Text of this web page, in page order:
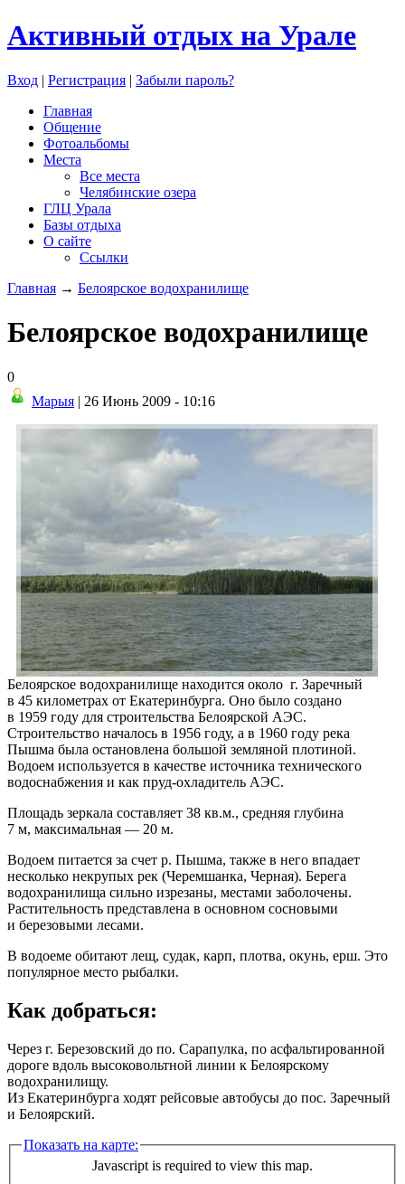
Активный отдых на Урале
Вход | Регистрация | Забыли пароль?
Главная
Общение
Фотоальбомы
Места
Все места
Челябинские озера
ГЛЦ Урала
Базы отдыха
О сайте
Ссылки
Главная → Белоярское водохранилище
Белоярское водохранилище
0
Марыя | 26 Июнь 2009 - 10:16
Белоярское водохранилище находится около г. Заречный
в 45 километрах от Екатеринбурга. Оно было создано
в 1959 году для строительства Белоярской АЭС.
Строительство началось в 1956 году, а в 1960 году река
Пышма была остановлена большой земляной плотиной.
Водоем используется в качестве источника технического
водоснабжения и как пруд-охладитель АЭС.
Площадь зеркала составляет 38 кв.м., средняя глубина
7 м, максимальная — 20 м.
Водоем питается за счет р. Пышма, также в него впадает
несколько некрупых рек (Черемшанка, Черная). Берега
водохранилища сильно изрезаны, местами заболочены.
Растительность представлена в основном сосновыми
и березовыми лесами.
В водоеме обитают лещ, судак, карп, плотва, окунь, ерш. Это
популярное место рыбалки.
Как добраться:
Через г. Березовский до по. Сарапулка, по асфальтированной
дороге вдоль высоковольтной линии к Белоярскому
водохранилищу.
Из Екатеринбурга ходят рейсовые автобусы до пос. Заречный
и Белоярский.
Показать на карте:
Javascript is required to view this map.